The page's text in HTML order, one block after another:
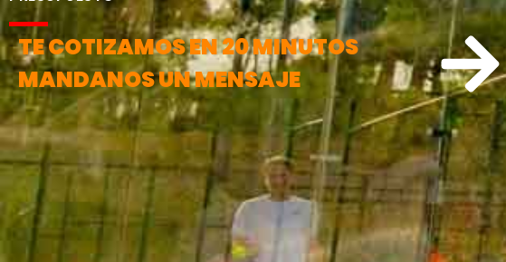
TE COTIZAMOS EN 20 MINUTOS
MANDANOS UN MENSAJE